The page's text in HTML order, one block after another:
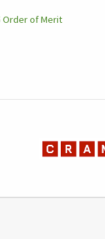
Order of Merit